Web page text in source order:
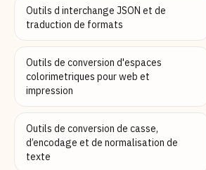
Outils d interchange JSON et de
traduction de formats
Outils de conversion d'espaces
colorimetriques pour web et
impression
Outils de conversion de casse,
d’encodage et de normalisation de
texte